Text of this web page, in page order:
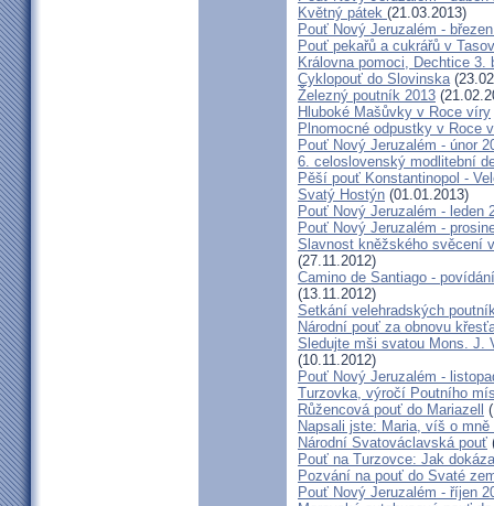
Květný pátek (21.03.2013)
Pouť Nový Jeruzalém -
Pouť pekařů a cukrářů v
Královna pomoci, Dechtice
Cyklopouť do Slovinska
Železný poutník 2013
Hluboké Mašůvky v Roce víry
Plnomocné odpustky v Roce
Pouť Nový Jeruzalém - únor
6. celoslovenský modlitební
Pěší pouť Konstantinopol -
Svatý Hostýn (01.01.2013)
Pouť Nový Jeruzalém - leden
Pouť Nový Jeruzalém -
Slavnost kněžského svěcení
(27.11.2012)
Camino de Santiago -
(13.11.2012)
Setkání velehradských
Národní pouť za obnovu
Sledujte mši svatou Mons. J.
(10.11.2012)
Pouť Nový Jeruzalém -
Turzovka, výročí Poutního
Růžencová pouť do Mariazell
Napsali jste: Maria, víš o mně
Národní Svatováclavská pouť
Pouť na Turzovce: Jak
Pozvání na pouť do Svaté
Pouť Nový Jeruzalém - říjen